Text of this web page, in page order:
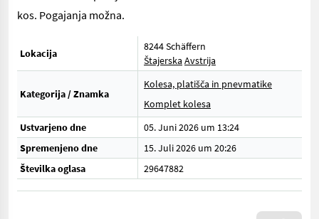
kos. Pogajanja možna.
Lokacija
8244 Schäffern
Štajerska Avstrija
Kategorija / Znamka
Kolesa, platišča in pnevmatike
Komplet kolesa
Ustvarjeno dne
05. Juni 2026 um 13:24
Spremenjeno dne
15. Juli 2026 um 20:26
Številka oglasa
29647882